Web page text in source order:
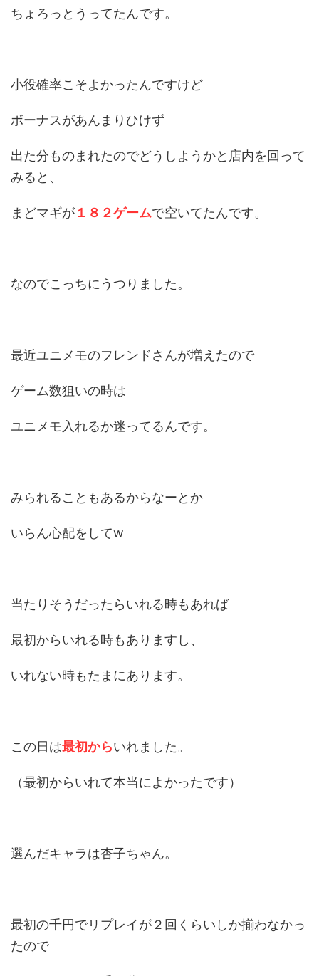
ちょろっとうってたんです。
小役確率こそよかったんですけど
ボーナスがあんまりひけず
出た分ものまれたのでどうしようかと店内を回って
みると、
まどマギが１８２ゲームで空いてたんです。
なのでこっちにうつりました。
最近ユニメモのフレンドさんが増えたので
ゲーム数狙いの時は
ユニメモ入れるか迷ってるんです。
みられることもあるからなーとか
いらん心配をしてw
当たりそうだったらいれる時もあれば
最初からいれる時もありますし、
いれない時もたまにあります。
この日は最初からいれました。
（最初からいれて本当によかったです）
選んだキャラは杏子ちゃん。
最初の千円でリプレイが２回くらいしか揃わなかっ
たので